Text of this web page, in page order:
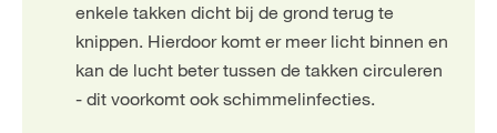
enkele takken dicht bij de grond terug te
knippen. Hierdoor komt er meer licht binnen en
kan de lucht beter tussen de takken circuleren
- dit voorkomt ook schimmelinfecties.